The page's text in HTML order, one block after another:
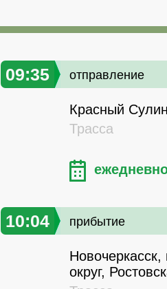
09:35 отправление
Красный
Трасса
10:04 прибытие
Новочеркасск,
округ,